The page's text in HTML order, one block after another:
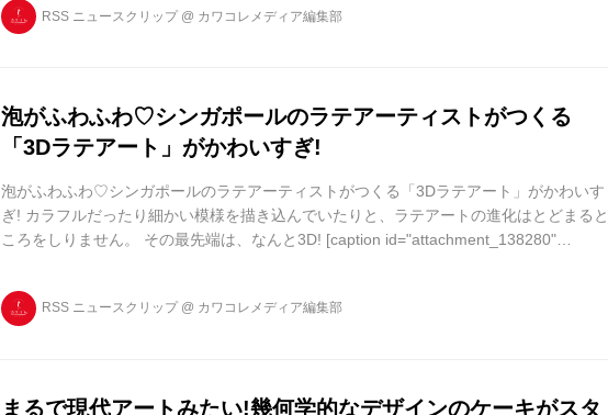
(@onelovecocoa)がシェアした投稿 - 2017 10月 6 9:14午前 PDT 100%オーガニックの
RSS ニュースクリップ @ カワコレメディア編集部
泡がふわふわ♡シンガポールのラテアーティストがつくる
「3Dラテアート」がかわいすぎ!
泡がふわふわ♡シンガポールのラテアーティストがつくる「3Dラテアート」がかわいす
ぎ! カラフルだったり細かい模様を描き込んでいたりと、ラテアートの進化はとどまると
ころをしりません。 その最先端は、なんと3D! [caption id="attachment_138280"
ティスト 注目を集める3Dラテアーティストはシンガポール在住のDaphne Tanさん。 イ
ンスタグラムで次々にキュートな作品を発表しています。 DAPHNE TANさ...
RSS ニュースクリップ @ カワコレメディア編集部
まるで現代アートみたい!幾何学的なデザインのケーキがスタ